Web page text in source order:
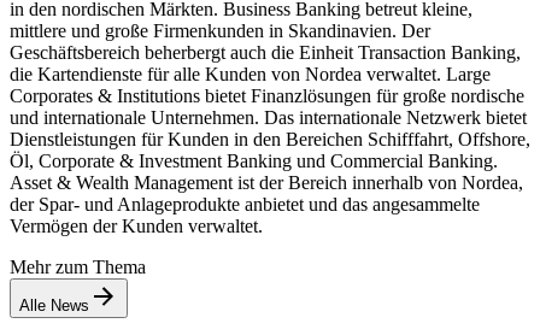
in den nordischen Märkten. Business Banking betreut kleine,
mittlere und große Firmenkunden in Skandinavien. Der
Geschäftsbereich beherbergt auch die Einheit Transaction Banking,
die Kartendienste für alle Kunden von Nordea verwaltet. Large
Corporates & Institutions bietet Finanzlösungen für große nordische
und internationale Unternehmen. Das internationale Netzwerk bietet
Dienstleistungen für Kunden in den Bereichen Schifffahrt, Offshore,
Öl, Corporate & Investment Banking und Commercial Banking.
Asset & Wealth Management ist der Bereich innerhalb von Nordea,
der Spar- und Anlageprodukte anbietet und das angesammelte
Vermögen der Kunden verwaltet.
Mehr zum Thema
Alle News